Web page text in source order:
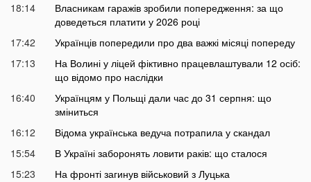
18:14
Власникам гаражів зробили попередження: за що
доведеться платити у 2026 році
17:42
Українців попередили про два важкі місяці попереду
17:13
На Волині у ліцей фіктивно працевлаштували 12 осіб:
що відомо про наслідки
16:40
Українцям у Польщі дали час до 31 серпня: що
зміниться
16:12
Відома українська ведуча потрапила у скандал
15:54
В Україні заборонять ловити раків: що сталося
15:23
На фронті загинув військовий з Луцька